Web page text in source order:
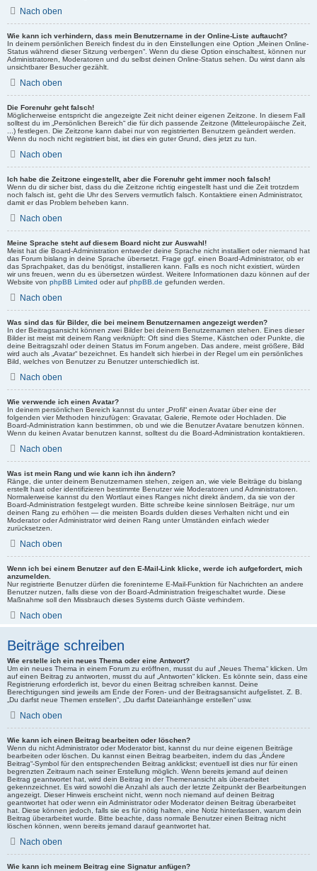
Nach oben
Wie kann ich verhindern, dass mein Benutzername in der Online-Liste auftaucht?
In deinem persönlichen Bereich findest du in den Einstellungen eine Option „Meinen Online-
Status während dieser Sitzung verbergen“. Wenn du diese Option einschaltest, können nur
Administratoren, Moderatoren und du selbst deinen Online-Status sehen. Du wirst dann als
unsichtbarer Besucher gezählt.
Nach oben
Die Forenuhr geht falsch!
Möglicherweise entspricht die angezeigte Zeit nicht deiner eigenen Zeitzone. In diesem Fall
solltest du im „Persönlichen Bereich“ die für dich passende Zeitzone (Mitteleuropäische Zeit,
...) festlegen. Die Zeitzone kann dabei nur von registrierten Benutzern geändert werden.
Wenn du noch nicht registriert bist, ist dies ein guter Grund, dies jetzt zu tun.
Nach oben
Ich habe die Zeitzone eingestellt, aber die Forenuhr geht immer noch falsch!
Wenn du dir sicher bist, dass du die Zeitzone richtig eingestellt hast und die Zeit trotzdem
noch falsch ist, geht die Uhr des Servers vermutlich falsch. Kontaktiere einen Administrator,
damit er das Problem beheben kann.
Nach oben
Meine Sprache steht auf diesem Board nicht zur Auswahl!
Meist hat die Board-Administration entweder deine Sprache nicht installiert oder niemand hat
das Forum bislang in deine Sprache übersetzt. Frage ggf. einen Board-Administrator, ob er
das Sprachpaket, das du benötigst, installieren kann. Falls es noch nicht existiert, würden
wir uns freuen, wenn du es übersetzen würdest. Weitere Informationen dazu können auf der
Website von phpBB Limited oder auf phpBB.de gefunden werden.
Nach oben
Was sind das für Bilder, die bei meinem Benutzernamen angezeigt werden?
In der Beitragsansicht können zwei Bilder bei deinem Benutzernamen stehen. Eines dieser
Bilder ist meist mit deinem Rang verknüpft: Oft sind dies Sterne, Kästchen oder Punkte, die
deine Beitragszahl oder deinen Status im Forum angeben. Das andere, meist größere, Bild
wird auch als „Avatar“ bezeichnet. Es handelt sich hierbei in der Regel um ein persönliches
Bild, welches von Benutzer zu Benutzer unterschiedlich ist.
Nach oben
Wie verwende ich einen Avatar?
In deinem persönlichen Bereich kannst du unter „Profil“ einen Avatar über eine der
folgenden vier Methoden hinzufügen: Gravatar, Galerie, Remote oder Hochladen. Die
Board-Administration kann bestimmen, ob und wie die Benutzer Avatare benutzen können.
Wenn du keinen Avatar benutzen kannst, solltest du die Board-Administration kontaktieren.
Nach oben
Was ist mein Rang und wie kann ich ihn ändern?
Ränge, die unter deinem Benutzernamen stehen, zeigen an, wie viele Beiträge du bislang
erstellt hast oder identifizieren bestimmte Benutzer wie Moderatoren und Administratoren.
Normalerweise kannst du den Wortlaut eines Ranges nicht direkt ändern, da sie von der
Board-Administration festgelegt wurden. Bitte schreibe keine sinnlosen Beiträge, nur um
deinen Rang zu erhöhen — die meisten Boards dulden dieses Verhalten nicht und ein
Moderator oder Administrator wird deinen Rang unter Umständen einfach wieder
zurücksetzen.
Nach oben
Wenn ich bei einem Benutzer auf den E-Mail-Link klicke, werde ich aufgefordert, mich
anzumelden.
Nur registrierte Benutzer dürfen die foreninterne E-Mail-Funktion für Nachrichten an andere
Benutzer nutzen, falls diese von der Board-Administration freigeschaltet wurde. Diese
Maßnahme soll den Missbrauch dieses Systems durch Gäste verhindern.
Nach oben
Beiträge schreiben
Wie erstelle ich ein neues Thema oder eine Antwort?
Um ein neues Thema in einem Forum zu eröffnen, musst du auf „Neues Thema“ klicken. Um
auf einen Beitrag zu antworten, musst du auf „Antworten“ klicken. Es könnte sein, dass eine
Registrierung erforderlich ist, bevor du einen Beitrag schreiben kannst. Deine
Berechtigungen sind jeweils am Ende der Foren- und der Beitragsansicht aufgelistet. Z. B.
„Du darfst neue Themen erstellen“, „Du darfst Dateianhänge erstellen“ usw.
Nach oben
Wie kann ich einen Beitrag bearbeiten oder löschen?
Wenn du nicht Administrator oder Moderator bist, kannst du nur deine eigenen Beiträge
bearbeiten oder löschen. Du kannst einen Beitrag bearbeiten, indem du das „Ändere
Beitrag“-Symbol für den entsprechenden Beitrag anklickst; eventuell ist dies nur für einen
begrenzten Zeitraum nach seiner Erstellung möglich. Wenn bereits jemand auf deinen
Beitrag geantwortet hat, wird dein Beitrag in der Themenansicht als überarbeitet
gekennzeichnet. Es wird sowohl die Anzahl als auch der letzte Zeitpunkt der Bearbeitungen
angezeigt. Dieser Hinweis erscheint nicht, wenn noch niemand auf deinen Beitrag
geantwortet hat oder wenn ein Administrator oder Moderator deinen Beitrag überarbeitet
hat. Diese können jedoch, falls sie es für nötig halten, eine Notiz hinterlassen, warum dein
Beitrag überarbeitet wurde. Bitte beachte, dass normale Benutzer einen Beitrag nicht
löschen können, wenn bereits jemand darauf geantwortet hat.
Nach oben
Wie kann ich meinem Beitrag eine Signatur anfügen?